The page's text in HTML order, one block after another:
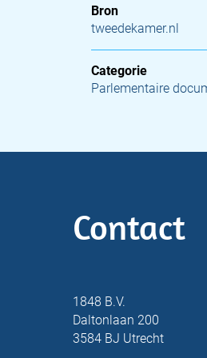
Bron
tweedekamer.nl
Categorie
Parlementaire
Contact
1848 B.V.
Daltonlaan 200
3584 BJ Utrecht